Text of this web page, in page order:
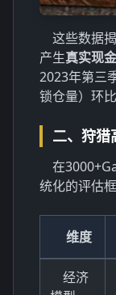
这些数据
产生真实现
2023年第三
锁仓量）环
二、狩猎
在
统化的评估框
维度
经济